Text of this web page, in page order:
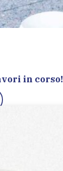
in corso!